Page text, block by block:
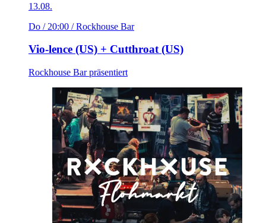
13.08.
Do / 20:00 / Rockhouse Bar
Vio-lence (US) + Cutthroat (US)
Rockhouse Bar präsentiert